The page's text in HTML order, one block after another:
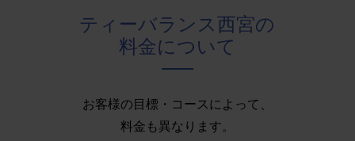
ティーバランス西宮の
料金について
お客様の目標・コースによって、
料金も異なります。